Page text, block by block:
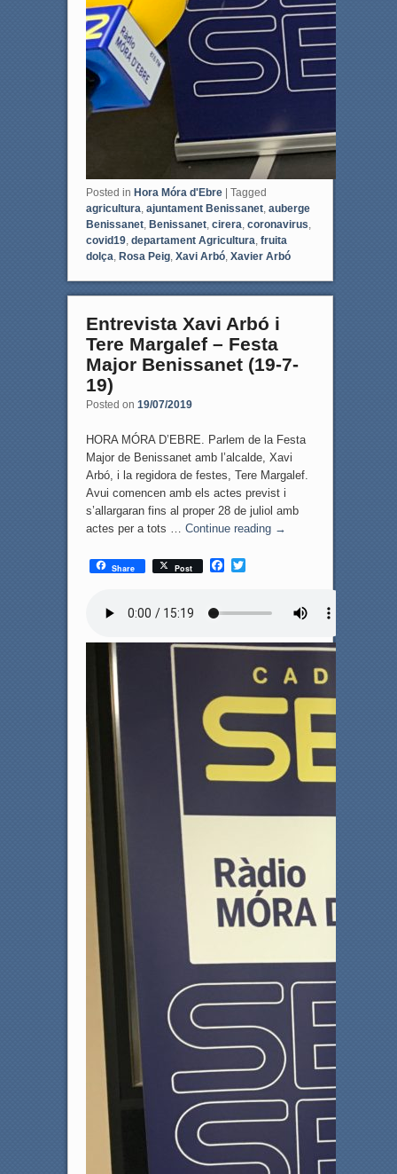
Posted in Hora Móra d'Ebre
Tagged
agricultura, ajuntament Benissanet, auberge
Benissanet, Benissanet, cirera, coronavirus,
covid19, departament Agricultura, fruita
dolça, Rosa Peig, Xavi Arbó, Xavier Arbó
Entrevista Xavi Arbó i
Tere Margalef – Festa
Major Benissanet (19-7-
19)
Posted on 19/07/2019
HORA MÓRA D’EBRE. Parlem de la Festa
Major de Benissanet amb l’alcalde, Xavi
Arbó, i la regidora de festes, Tere Margalef.
Avui comencen amb els actes previst i
s’allargaran fins al proper 28 de juliol amb
actes per a tots … Continue reading →
Share Post
F
o
T
r